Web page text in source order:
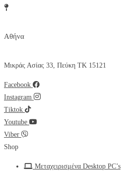
Αθήνα
Μικράς Ασίας 33, Πεύκη ΤΚ 15121
Facebook
Instagram
Tiktok
Youtube
Viber
Shop
Μεταχειρισμένα Desktop PC’s